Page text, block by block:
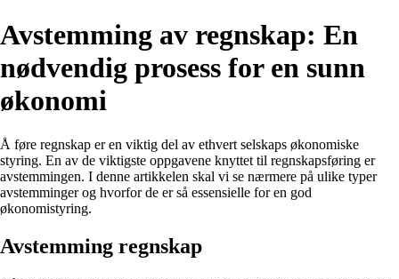
Avstemming av regnskap: En
nødvendig prosess for en sunn
økonomi
Å føre regnskap er en viktig del av ethvert selskaps økonomiske
styring. En av de viktigste oppgavene knyttet til regnskapsføring er
avstemmingen. I denne artikkelen skal vi se nærmere på ulike typer
avstemminger og hvorfor de er så essensielle for en god
økonomistyring.
Avstemming regnskap